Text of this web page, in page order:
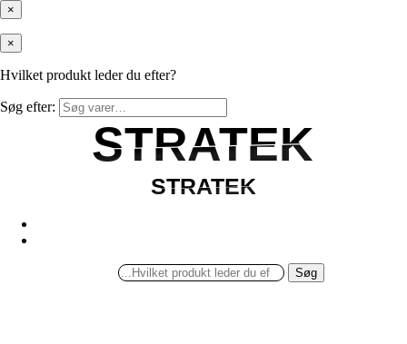
×
×
Hvilket produkt leder du efter?
Søg efter:
STRATEK
STRATEK
STRATEK
STRATEK
Søg